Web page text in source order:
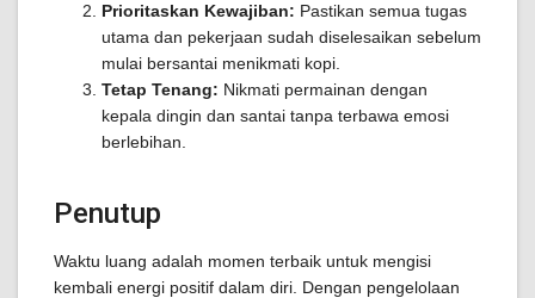
Prioritaskan Kewajiban: Pastikan semua tugas
utama dan pekerjaan sudah diselesaikan sebelum
mulai bersantai menikmati kopi.
Tetap Tenang: Nikmati permainan dengan
kepala dingin dan santai tanpa terbawa emosi
berlebihan.
Penutup
Waktu luang adalah momen terbaik untuk mengisi
kembali energi positif dalam diri. Dengan pengelolaan